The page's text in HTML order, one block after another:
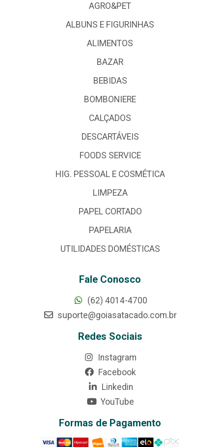
AGRO&PET
ALBUNS E FIGURINHAS
ALIMENTOS
BAZAR
BEBIDAS
BOMBONIERE
CALÇADOS
DESCARTÁVEIS
FOODS SERVICE
HIG. PESSOAL E COSMÉTICA
LIMPEZA
PAPEL CORTADO
PAPELARIA
UTILIDADES DOMÉSTICAS
Fale Conosco
(62) 4014-4700
suporte@goiasatacado.com.br
Redes Sociais
Instagram
Facebook
Linkedin
YouTube
Formas de Pagamento